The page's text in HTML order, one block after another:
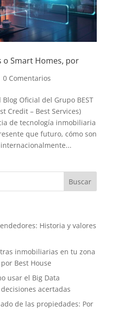
o Smart Homes, por
0 Comentarios
Oficial del Grupo BEST
Credit – Best Services)
de tecnología inmobiliaria
que futuro, cómo son
Historia y valores
inmobiliarias en tu zona
Best House
usar el Big Data
acertadas
de las propiedades: Por